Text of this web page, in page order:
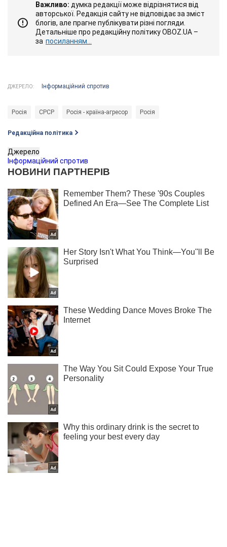
Важливо: думка редакції може відрізнятися від
авторської. Редакція сайту не відповідає за зміст
блогів, але прагне публікувати різні погляди.
Детальніше про редакційну політику OBOZ.UA –
за посиланням...
ДЖЕРЕЛО: Інформаційний спротив
Росія СРСР Росія - країна-агресор Росія
Редакційна політика
Джерело
Інформаційний спротив